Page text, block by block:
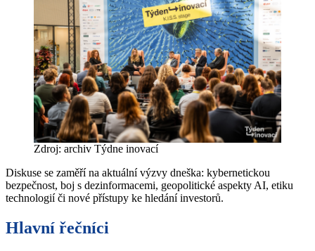
Zdroj: archiv Týdne inovací
Diskuse se zaměří na aktuální výzvy dneška: kybernetickou
bezpečnost, boj s dezinformacemi, geopolitické aspekty AI, etiku
technologií či nové přístupy ke hledání investorů.
Hlavní řečníci